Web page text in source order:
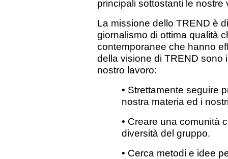
principali sottostanti le
La missione dello TREND è
giornalismo di ottima qualità
contemporanee che hanno
della visione di TREND sono
nostro lavoro:
• Strettamente seguire
nostra materia ed i
• Creare una comunità
diversità del gruppo.
• Cerca metodi e idee